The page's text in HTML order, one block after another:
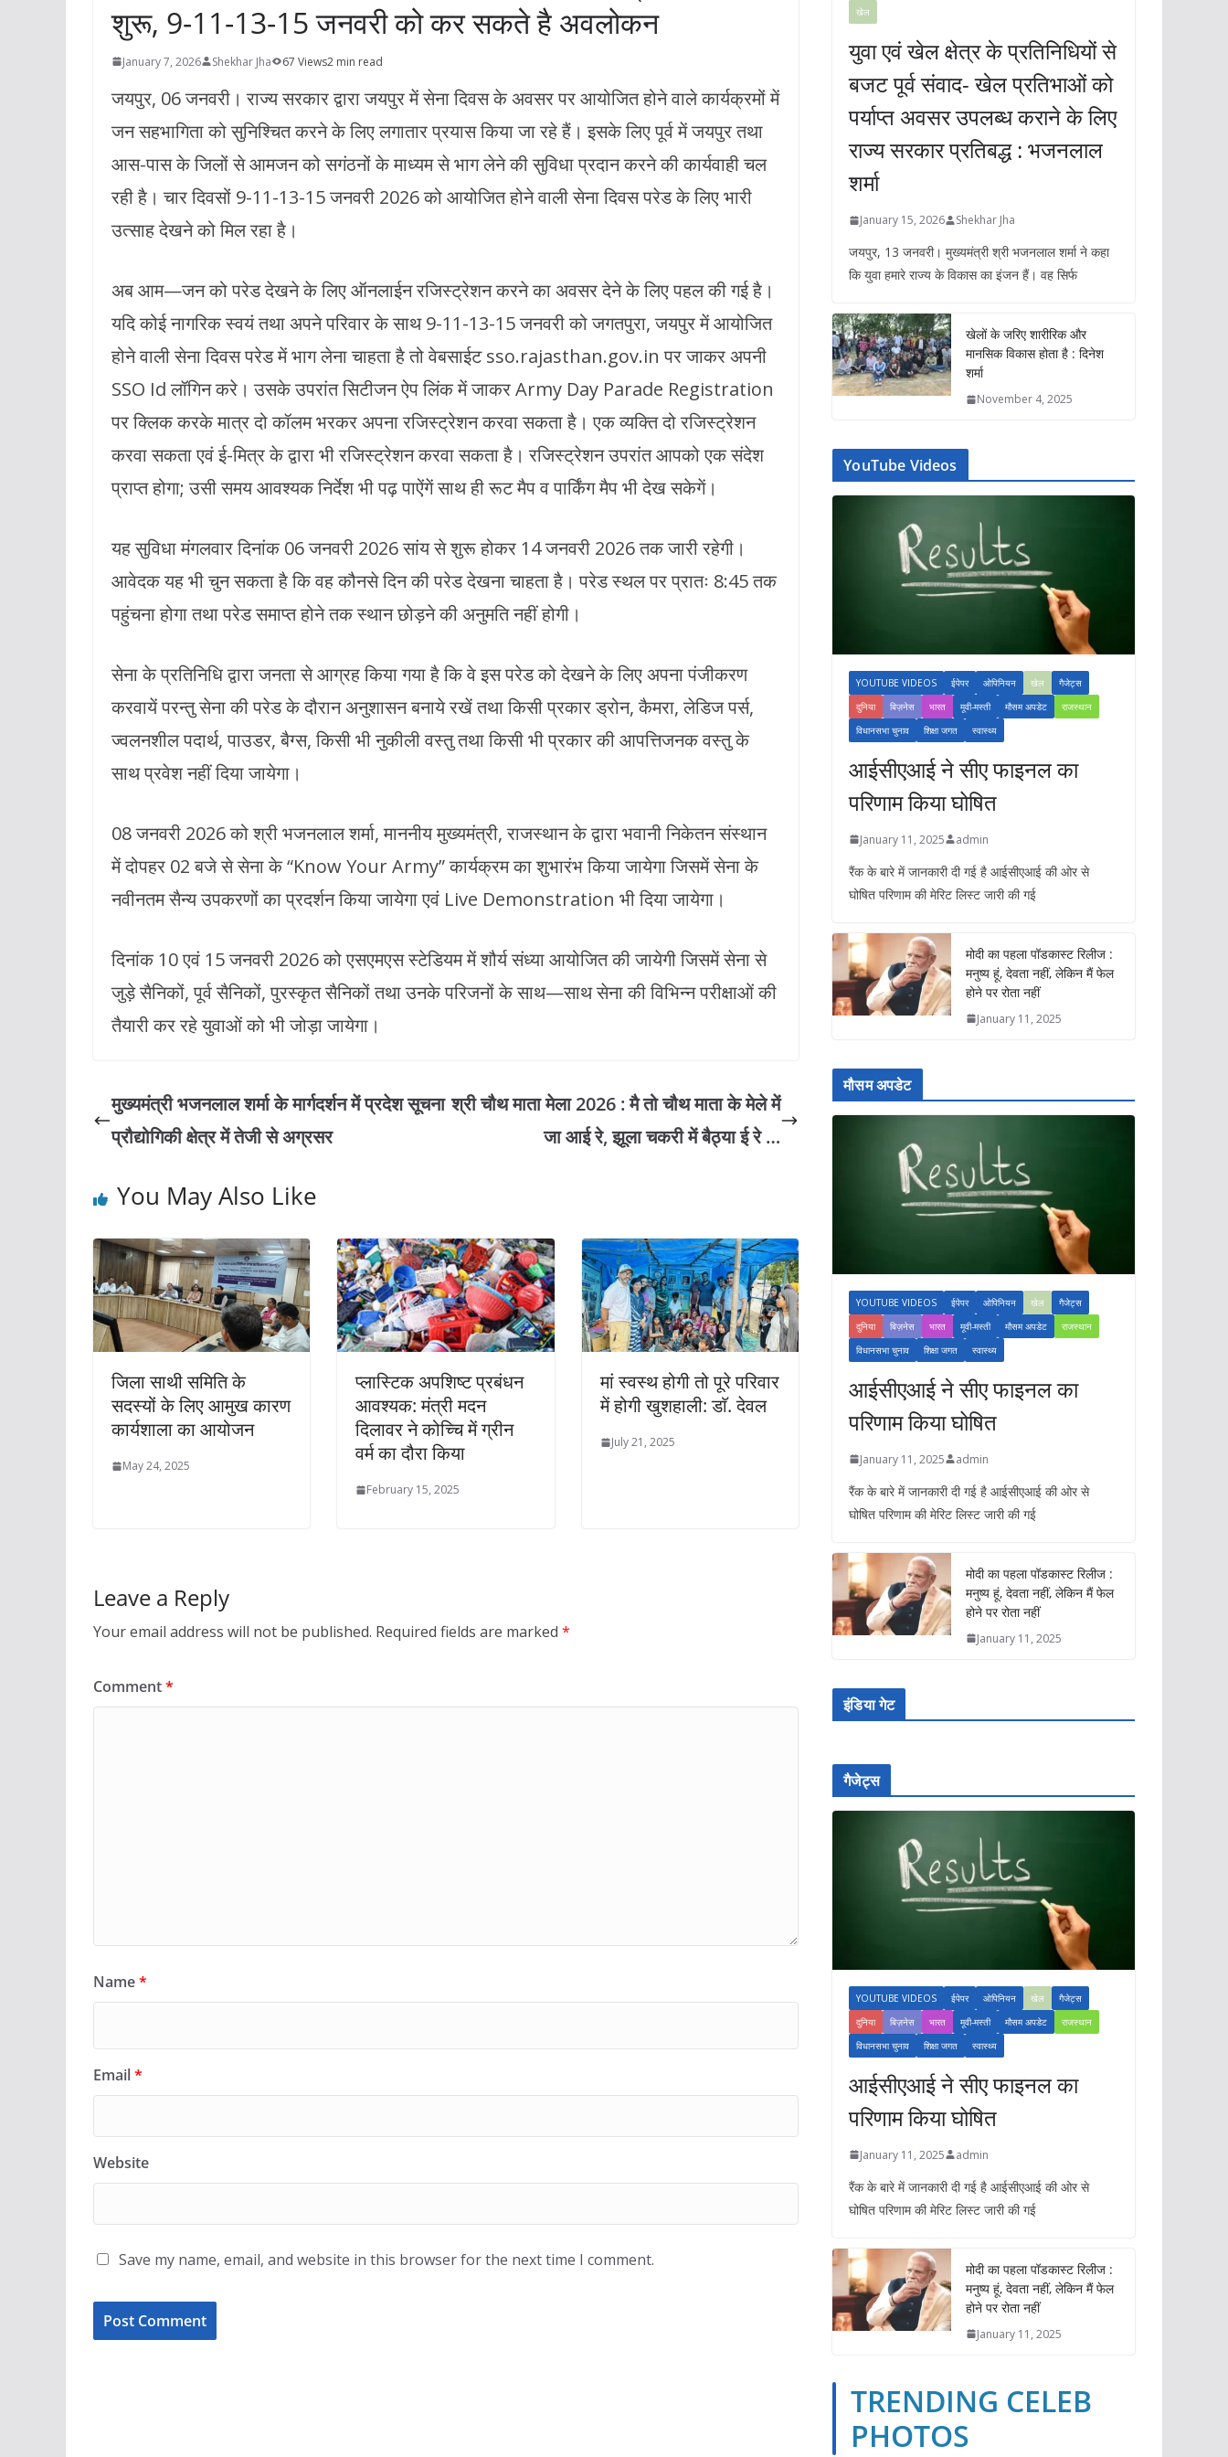
शुरू, 9-11-13-15 जनवरी को कर सकते है अवलोकन
January 7, 2026 Shekhar Jha 67 Views2 min read
जयपुर, 06 जनवरी। राज्य सरकार द्वारा जयपुर में सेना दिवस के अवसर पर आयोजित होने वाले कार्यक्रमों में
जन सहभागिता को सुनिश्चित करने के लिए लगातार प्रयास किया जा रहे हैं। इसके लिए पूर्व में जयपुर तथा
आस-पास के जिलों से आमजन को सगंठनों के माध्यम से भाग लेने की सुविधा प्रदान करने की कार्यवाही चल
रही है। चार दिवसों 9-11-13-15 जनवरी 2026 को आयोजित होने वाली सेना दिवस परेड के लिए भारी
उत्साह देखने को मिल रहा है।
अब आम—जन को परेड देखने के लिए ऑनलाईन रजिस्ट्रेशन करने का अवसर देने के लिए पहल की गई है।
यदि कोई नागरिक स्वयं तथा अपने परिवार के साथ 9-11-13-15 जनवरी को जगतपुरा, जयपुर में आयोजित
होने वाली सेना दिवस परेड में भाग लेना चाहता है तो वेबसाईट sso.rajasthan.gov.in पर जाकर अपनी
SSO Id लॉगिन करे। उसके उपरांत सिटीजन ऐप लिंक में जाकर Army Day Parade Registration
पर क्लिक करके मात्र दो कॉलम भरकर अपना रजिस्ट्रेशन करवा सकता है। एक व्यक्ति दो रजिस्ट्रेशन
करवा सकता एवं ई-मित्र के द्वारा भी रजिस्ट्रेशन करवा सकता है। रजिस्ट्रेशन उपरांत आपको एक संदेश
प्राप्त होगा; उसी समय आवश्यक निर्देश भी पढ़ पाऐंगें साथ ही रूट मैप व पार्किंग मैप भी देख सकेगें।
यह सुविधा मंगलवार दिनांक 06 जनवरी 2026 सांय से शुरू होकर 14 जनवरी 2026 तक जारी रहेगी।
आवेदक यह भी चुन सकता है कि वह कौनसे दिन की परेड देखना चाहता है। परेड स्थल पर प्रातः 8:45 तक
पहुंचना होगा तथा परेड समाप्त होने तक स्थान छोड़ने की अनुमति नहीं होगी।
सेना के प्रतिनिधि द्वारा जनता से आग्रह किया गया है कि वे इस परेड को देखने के लिए अपना पंजीकरण
करवायें परन्तु सेना की परेड के दौरान अनुशासन बनाये रखें तथा किसी प्रकार ड्रोन, कैमरा, लेडिज पर्स,
ज्वलनशील पदार्थ, पाउडर, बैग्स, किसी भी नुकीली वस्तु तथा किसी भी प्रकार की आपत्तिजनक वस्तु के
साथ प्रवेश नहीं दिया जायेगा।
08 जनवरी 2026 को श्री भजनलाल शर्मा, माननीय मुख्यमंत्री, राजस्थान के द्वारा भवानी निकेतन संस्थान
में दोपहर 02 बजे से सेना के “Know Your Army” कार्यक्रम का शुभारंभ किया जायेगा जिसमें सेना के
नवीनतम सैन्य उपकरणों का प्रदर्शन किया जायेगा एवं Live Demonstration भी दिया जायेगा।
दिनांक 10 एवं 15 जनवरी 2026 को एसएमएस स्टेडियम में शौर्य संध्या आयोजित की जायेगी जिसमें सेना से
जुड़े सैनिकों, पूर्व सैनिकों, पुरस्कृत सैनिकों तथा उनके परिजनों के साथ—साथ सेना की विभिन्न परीक्षाओं की
तैयारी कर रहे युवाओं को भी जोड़ा जायेगा।
मुख्यमंत्री भजनलाल शर्मा के मार्गदर्शन में प्रदेश सूचना
प्रौद्योगिकी क्षेत्र में तेजी से अग्रसर
श्री चौथ माता मेला 2026 : मै तो चौथ माता के मेले में
जा आई रे, झूला चकरी में बैठ्या ई रे …
You May Also Like
जिला साथी समिति के
सदस्यों के लिए आमुख कारण
कार्यशाला का आयोजन
May 24, 2025
प्लास्टिक अपशिष्ट प्रबंधन
आवश्यक: मंत्री मदन
दिलावर ने कोच्चि में ग्रीन
वर्म का दौरा किया
February 15, 2025
मां स्वस्थ होगी तो पूरे परिवार
में होगी खुशहाली: डाॅ. देवल
July 21, 2025
Leave a Reply
Your email address will not be published. Required fields are marked *
Comment*
Name*
Email*
Website
Save my name, email, and website in this browser for the next time I comment.
खेल
युवा एवं खेल क्षेत्र के प्रतिनिधियों से
बजट पूर्व संवाद- खेल प्रतिभाओं को
पर्याप्त अवसर उपलब्ध कराने के लिए
राज्य सरकार प्रतिबद्ध : भजनलाल
शर्मा
January 15, 2026 Shekhar Jha
जयपुर, 13 जनवरी। मुख्यमंत्री श्री भजनलाल शर्मा ने कहा
कि युवा हमारे राज्य के विकास का इंजन हैं। वह सिर्फ
खेलों के जरिए शारीरिक और
मानसिक विकास होता है : दिनेश
शर्मा
November 4, 2025
YouTube Videos
YOUTUBE VIDEOS ईपेपर ओपिनियन खेल
गैजेट्स
दुनिया
बिज़नेस भारत मूवी-मस्ती मौसम अपडेट
राजस्थान
विधानसभा चुनाव
शिक्षा जगत स्वास्थ्य
आईसीएआई ने सीए फाइनल का
परिणाम किया घोषित
January 11, 2025 admin
रैंक के बारे में जानकारी दी गई है आईसीएआई की ओर से
घोषित परिणाम की मेरिट लिस्ट जारी की गई
मोदी का पहला पॉडकास्ट रिलीज :
मनुष्य हूं, देवता नहीं, लेकिन मैं फेल
होने पर रोता नहीं
January 11, 2025
मौसम अपडेट
YOUTUBE VIDEOS ईपेपर ओपिनियन खेल
गैजेट्स
दुनिया
बिज़नेस भारत मूवी-मस्ती मौसम अपडेट
राजस्थान
विधानसभा चुनाव
शिक्षा जगत स्वास्थ्य
आईसीएआई ने सीए फाइनल का
परिणाम किया घोषित
January 11, 2025 admin
रैंक के बारे में जानकारी दी गई है आईसीएआई की ओर से
घोषित परिणाम की मेरिट लिस्ट जारी की गई
मोदी का पहला पॉडकास्ट रिलीज :
मनुष्य हूं, देवता नहीं, लेकिन मैं फेल
होने पर रोता नहीं
January 11, 2025
इंडिया गेट
गैजेट्स
YOUTUBE VIDEOS ईपेपर ओपिनियन खेल
गैजेट्स
दुनिया
बिज़नेस भारत मूवी-मस्ती मौसम अपडेट
राजस्थान
विधानसभा चुनाव
शिक्षा जगत स्वास्थ्य
आईसीएआई ने सीए फाइनल का
परिणाम किया घोषित
January 11, 2025 admin
रैंक के बारे में जानकारी दी गई है आईसीएआई की ओर से
घोषित परिणाम की मेरिट लिस्ट जारी की गई
मोदी का पहला पॉडकास्ट रिलीज :
मनुष्य हूं, देवता नहीं, लेकिन मैं फेल
होने पर रोता नहीं
January 11, 2025
TRENDING CELEB
PHOTOS
TRENDING CELEB PHOTOS
YOUTUBE VIDEOS
ईपेपर
ओपिनियन खेल